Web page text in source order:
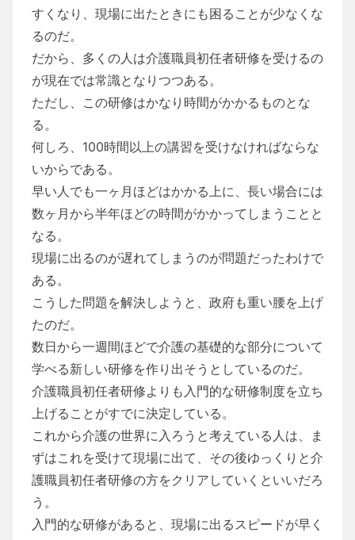
すくなり、現場に出たときにも困ることが少なくな
るのだ。
だから、多くの人は介護職員初任者研修を受けるの
が現在では常識となりつつある。
ただし、この研修はかなり時間がかかるものとな
る。
何しろ、100時間以上の講習を受けなければならな
いからである。
早い人でも一ヶ月ほどはかかる上に、長い場合には
数ヶ月から半年ほどの時間がかかってしまうことと
なる。
現場に出るのが遅れてしまうのが問題だったわけで
ある。
こうした問題を解決しようと、政府も重い腰を上げ
たのだ。
数日から一週間ほどで介護の基礎的な部分について
学べる新しい研修を作り出そうとしているのだ。
介護職員初任者研修よりも入門的な研修制度を立ち
上げることがすでに決定している。
これから介護の世界に入ろうと考えている人は、ま
ずはこれを受けて現場に出て、その後ゆっくりと介
護職員初任者研修の方をクリアしていくといいだろ
う。
入門的な研修があると、現場に出るスピードが早く